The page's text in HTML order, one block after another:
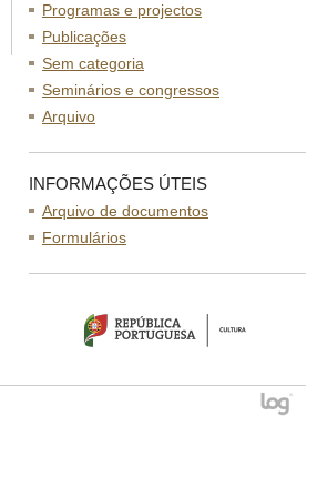
Programas e projectos
Publicações
Sem categoria
Seminários e congressos
Arquivo
INFORMAÇÕES ÚTEIS
Arquivo de documentos
Formulários